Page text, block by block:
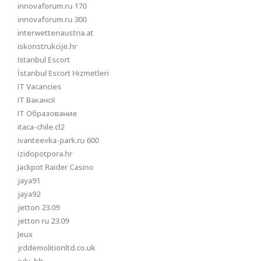
innovaforum.ru 170
innovaforum.ru 300
interwettenaustria.at
iskonstrukcije.hr
Istanbul Escort
İstanbul Escort Hizmetleri
IT Vacancies
IT Вакансії
IT Образование
itaca-chile.cl2
ivanteevka-park.ru 600
izidopotpora.hr
Jackpot Raider Casino
jaya91
jaya92
jetton 23.09
jetton ru 23.09
Jeux
jrddemolitionltd.co.uk